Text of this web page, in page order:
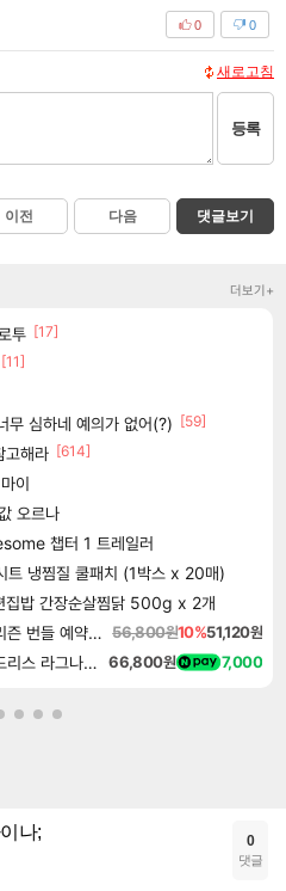
0
0
새로고침
등록
이전 다음 댓글보기
더보기+
투 [17]
[11]
무 심하네 예의가 없어(?) [59]
고해라 [614]
이
오르나
챕터 1 트레일러
트 냉찜질 쿨패치 (1박스 x 20매)
밥 간장순살찜닭 500g x 2개
드래곤즈 도그마 2 다크 어리즌 번들 예약구매 Dragon's Dogma 2 Dark Arisen 56,800원10%51,120원
그랑블루 판타지 리링크 엔드리스 라그나로크 Granblue Fantasy Relink Endless Ragnarok 66,800원 7,000
나; 0
댓글